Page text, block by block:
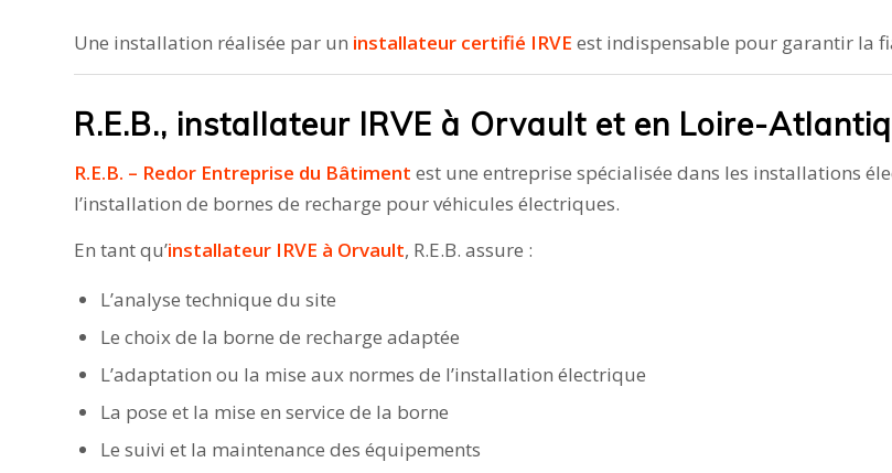
Une installation réalisée par un installateur certifié IRVE est indispensable pour garantir la
R.E.B., installateur IRVE à Orvault et en Loire-
R.E.B. – Redor Entreprise du Bâtiment est une entreprise spécialisée dans les installations
l’installation de bornes de recharge pour véhicules électriques.
En tant qu’installateur IRVE à Orvault, R.E.B. assure :
L’analyse technique du site
Le choix de la borne de recharge adaptée
L’adaptation ou la mise aux normes de l’installation électrique
La pose et la mise en service de la borne
Le suivi et la maintenance des équipements